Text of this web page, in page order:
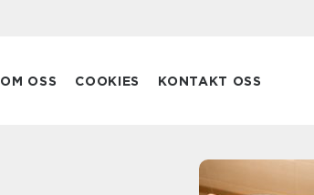
OM OSS COOKIES KONTAKT OSS